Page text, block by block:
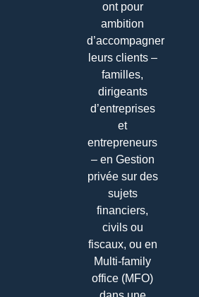
ont pour
ambition
d’accompagner
leurs clients –
familles,
dirigeants
d’entreprises
et
entrepreneurs
– en Gestion
privée sur des
sujets
financiers,
civils ou
fiscaux, ou en
Multi-family
office (MFO)